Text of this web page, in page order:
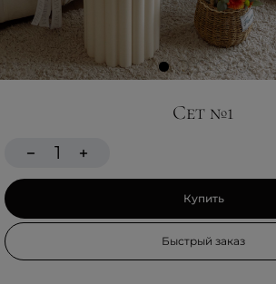
Сет №1
Купить
Быстрый заказ